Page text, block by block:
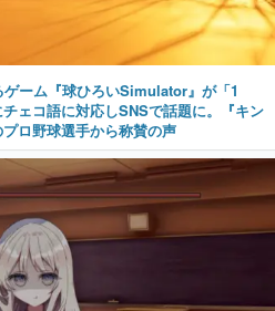
ーム『球ひろいSimulator』が「1
ェコ語に対応しSNSで話題に。『キン
ロ野球選手から称賛の声